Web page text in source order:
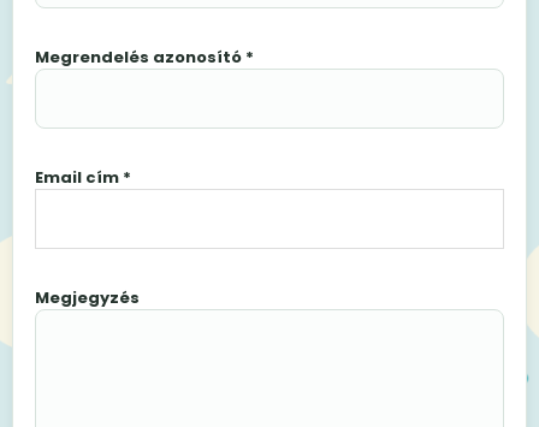
Megrendelés azonosító *
Email cím *
Megjegyzés